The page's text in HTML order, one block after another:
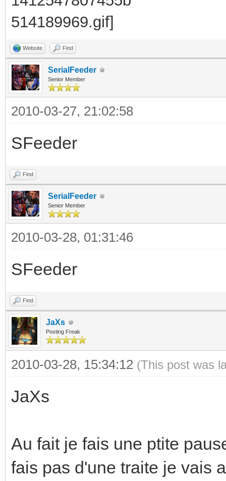
Website Find
SerialFeeder
Senior Member
2010-03-27, 21:02:58
SFeeder
Find
SerialFeeder
Senior Member
2010-03-28, 01:31:46
SFeeder
Find
JaXs
Posting Freak
2010-03-28, 15:34:12 (This post was
JaXs
Au fait je fais une ptite
fais pas d'une traite je vais